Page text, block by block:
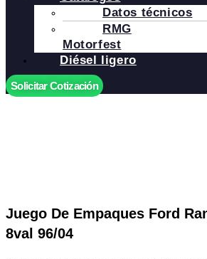
Datos técnicos
RMG
Motorfest
Diésel ligero
Solicitar Cotización
Juego De Empaques Ford
8val 96/04